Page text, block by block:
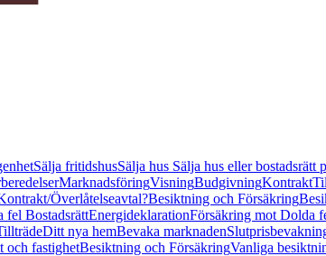
Sälja fritidshusSälja hus Sälja hus eller bostadsrätt
MarknadsföringVisningBudgivningKontrakt
Överlåtelseavtal?Besiktning och Försäkring
fel BostadsrättEnergideklarationFörsäkring mot Dolda
Ditt nya hemBevaka marknaden
och fastighetBesiktning och FörsäkringVanliga